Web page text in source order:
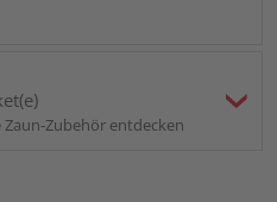
Zaun-Zubehör entdecken